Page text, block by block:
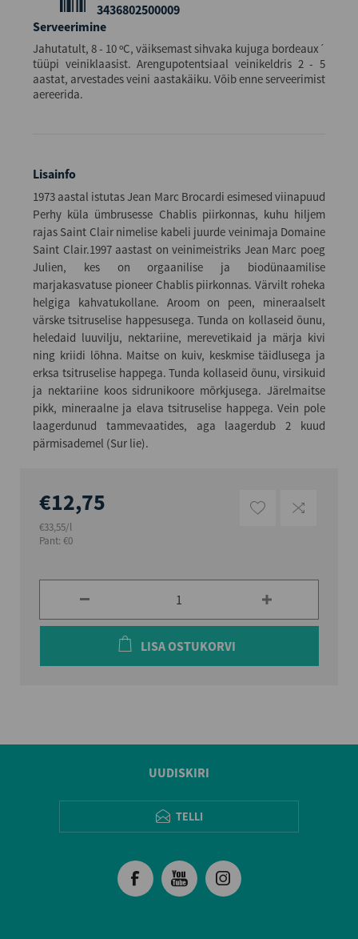
3436802500009
Serveerimine
Jahutatult, 8 - 10 ºC, väiksemast sihvaka kujuga bordeaux´
tüüpi veiniklaasist. Arengupotentsiaal veinikeldris 2 - 5
aastat, arvestades veini aastakäiku. Võib enne serveerimist
aereerida.
Lisainfo
1973 aastal istutas Jean Marc Brocardi esimesed viinapuud
Perhy küla ümbrusesse Chablis piirkonnas, kuhu hiljem
rajas Saint Clair nimelise kabeli juurde veinimaja Domaine
Saint Clair.1997 aastast on veinimeistriks Jean Marc poeg
Julien, kes on orgaanilise ja biodünaamilise
marjakasvatuse pioneer Chablis piirkonnas. Värvilt roheka
helgiga kahvatukollane. Aroom on peen, mineraalselt
värske tsitruselise happesusega. Tunda on kollaseid õunu,
heledaid luuvilju, nektariine, merevetikaid ja märja kivi
ning kriidi lõhna. Maitse on kuiv, keskmise täidlusega ja
erksa tsitruselise happega. Tunda kollaseid õunu, virsikuid
ja nektariine koos sidrunikoore mõrkjusega. Järelmaitse
pikk, mineraalne ja elava tsitruselise happega. Vein pole
laagerdunud tammevaatides, aga laagerdub 2 kuud
pärmisademel (Sur lie).
€12,75
€33,55/l
Pant: €0
LISA OSTUKORVI
UUDISKIRI
TELLI